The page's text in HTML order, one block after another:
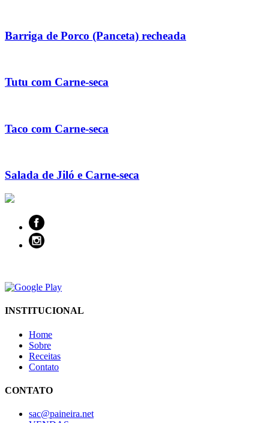
Barriga de Porco (Panceta) recheada
Tutu com Carne-seca
Taco com Carne-seca
Salada de Jiló e Carne-seca
INSTITUCIONAL
Home
Sobre
Receitas
Contato
CONTATO
sac@paineira.net